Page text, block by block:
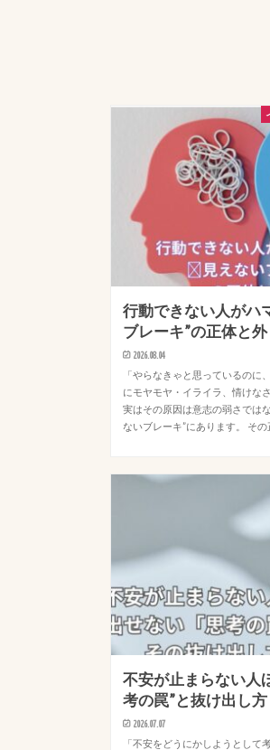
行動できない人がハ
ブレーキ”の正体と
2026.08.04
「やらなきゃと思っているのに
にモヤモヤ・イライラ、情けな
実はその原因は意志の弱さでは
ないブレーキ”にあります。 その
不安が止まらない人
考の罠”と抜け出し方
2026.07.07
「不安をどうにかしようとして